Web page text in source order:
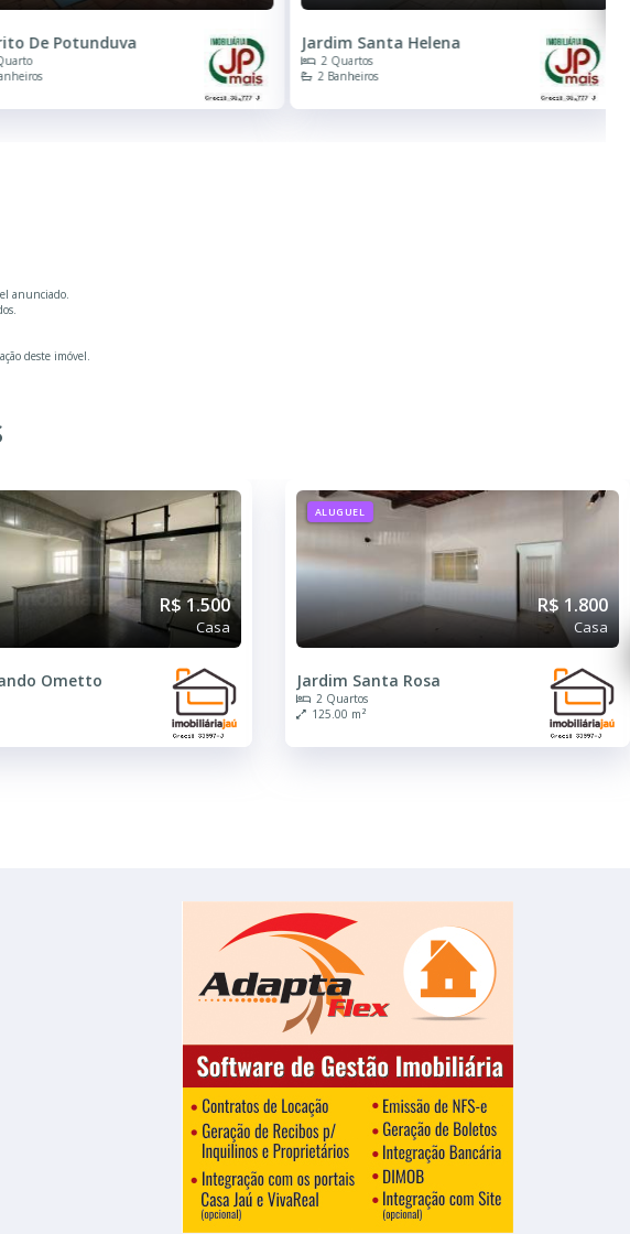
De Potunduva Jardim Santa Helena
2 Quartos
2 Banheiros
anunciado.
deste imóvel.
R$ 1.500
Casa
Ometto
ALUGUEL
R$ 1.800
Casa
Jardim Santa Rosa
2 Quartos
125.00 m²